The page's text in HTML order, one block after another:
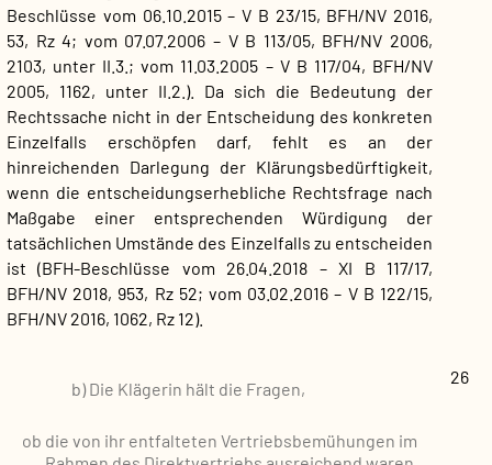
Beschlüsse vom 06.10.2015 – V B 23/15, BFH/NV 2016,
53, Rz 4; vom 07.07.2006 – V B 113/05, BFH/NV 2006,
2103, unter II.3.; vom 11.03.2005 – V B 117/04, BFH/NV
2005, 1162, unter II.2.). Da sich die Bedeutung der
Rechtssache nicht in der Entscheidung des konkreten
Einzelfalls erschöpfen darf, fehlt es an der
hinreichenden Darlegung der Klärungsbedürftigkeit,
wenn die entscheidungserhebliche Rechtsfrage nach
Maßgabe einer entsprechenden Würdigung der
tatsächlichen Umstände des Einzelfalls zu entscheiden
ist (BFH-Beschlüsse vom 26.04.2018 – XI B 117/17,
BFH/NV 2018, 953, Rz 52; vom 03.02.2016 – V B 122/15,
BFH/NV 2016, 1062, Rz 12).
26
b) Die Klägerin hält die Fragen,
ob die von ihr entfalteten Vertriebsbemühungen im